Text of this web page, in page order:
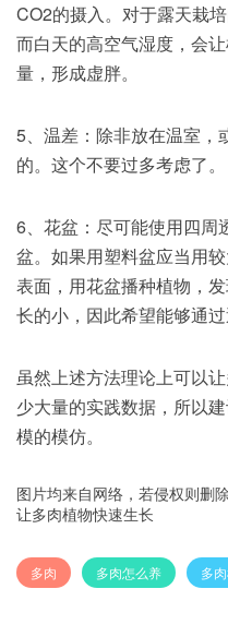
CO2的摄入。对于露天栽
而白天的高空气湿度，会
量，形成虚胖。
5、温差：除非放在温室，
的。这个不要过多考虑了。
6、花盆：尽可能使用四周
盆。如果用塑料盆应当用
表面，用花盆播种植物，
长的小，因此希望能够通
虽然上述方法理论上可以
少大量的实践数据，所以
模的模仿。
图片均来自网络，若侵权则删
让多肉植物快速生长
多肉 多肉怎么养 多